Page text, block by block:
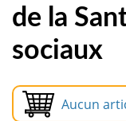
de la
sociaux
Aucun